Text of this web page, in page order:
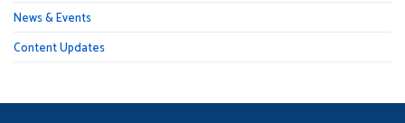
News & Events
Content Updates